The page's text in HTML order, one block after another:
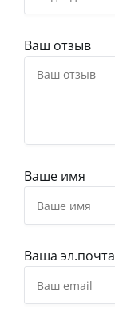
Ваш отзыв
Ваше имя
Ваша эл.почта